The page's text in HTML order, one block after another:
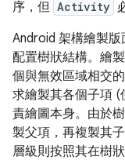
序，但 Activity
Android 架構繪製
配置樹狀結構。繪
個與無效區域相交的
求繪製其各個子項 (
責繪圖本身。由於
製父項，再複製其
層級則按照其在樹